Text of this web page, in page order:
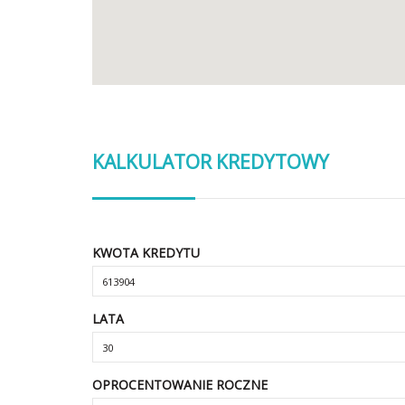
KALKULATOR KREDYTOWY
KWOTA KREDYTU
LATA
OPROCENTOWANIE ROCZNE